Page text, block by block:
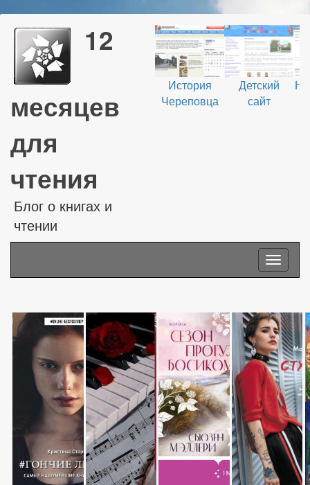
12
месяцев
для
чтения
Блог о книгах и
чтении
История
Череповца
Детский
сайт
Toggle